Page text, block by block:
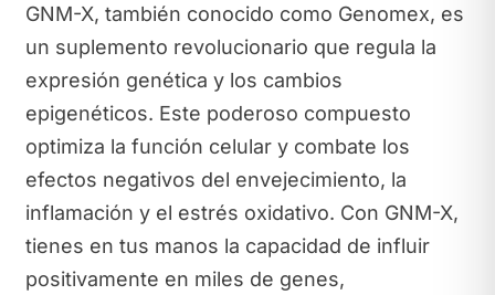
GNM-X, también conocido como Genomex, es
un suplemento revolucionario que regula la
expresión genética y los cambios
epigenéticos. Este poderoso compuesto
optimiza la función celular y combate los
efectos negativos del envejecimiento, la
inflamación y el estrés oxidativo. Con GNM-X,
tienes en tus manos la capacidad de influir
positivamente en miles de genes,